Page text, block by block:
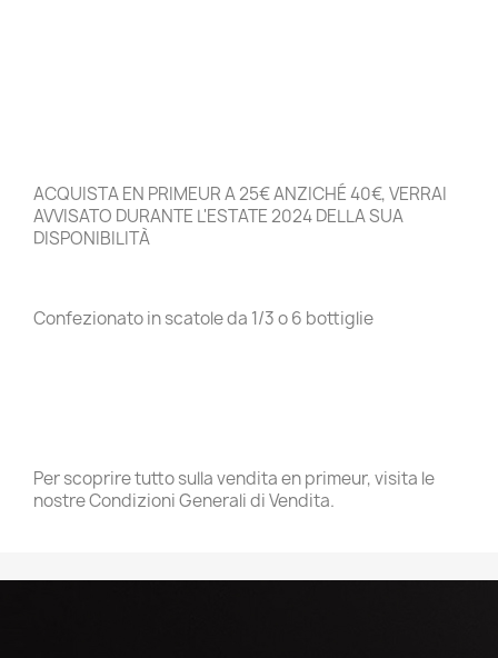
ACQUISTA EN PRIMEUR A 25€ ANZICHÉ 40€, VERRAI
AVVISATO DURANTE L'ESTATE 2024 DELLA SUA
DISPONIBILITÀ
Confezionato in scatole da 1/3 o 6 bottiglie
Per scoprire tutto sulla vendita en primeur, visita le
nostre Condizioni Generali di Vendita.